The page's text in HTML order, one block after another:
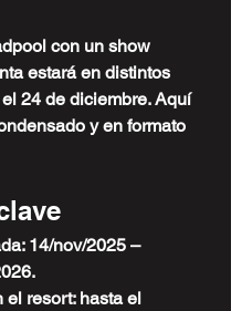
con un show
estará en distintos
24 de diciembre. Aquí
y en formato
14/nov/2025 –
el resort: hasta el